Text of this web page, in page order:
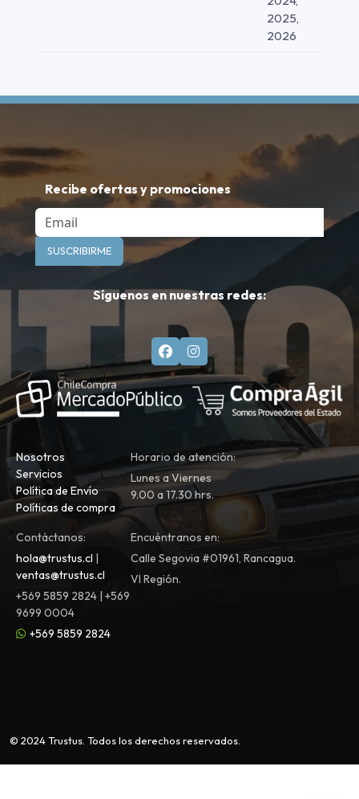
2025,
2026
Recibe ofertas y promociones
Email
SUSCRIBIRME
Síguenos en nuestras redes:
Nosotros
Servicios
Política de Envío
Políticas de compra
Horario de atención:
Lunes a Viernes
9.00 a 17.30 hrs.
Contáctanos:
hola@trustus.cl |
ventas@trustus.cl
+569 5859 2824 | +569
9699 0004
+569 5859 2824
Encuéntranos en:
Calle Segovia #01961, Rancagua.
VI Región.
© 2024 Trustus. Todos los derechos reservados.